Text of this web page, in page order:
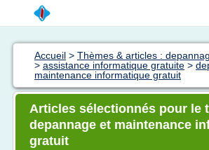
Accueil > Thèmes & articles :
> assistance informatique gratuite >
maintenance informatique gratuit
Articles sélectionnés pour le
depannage et maintenance
gratuit